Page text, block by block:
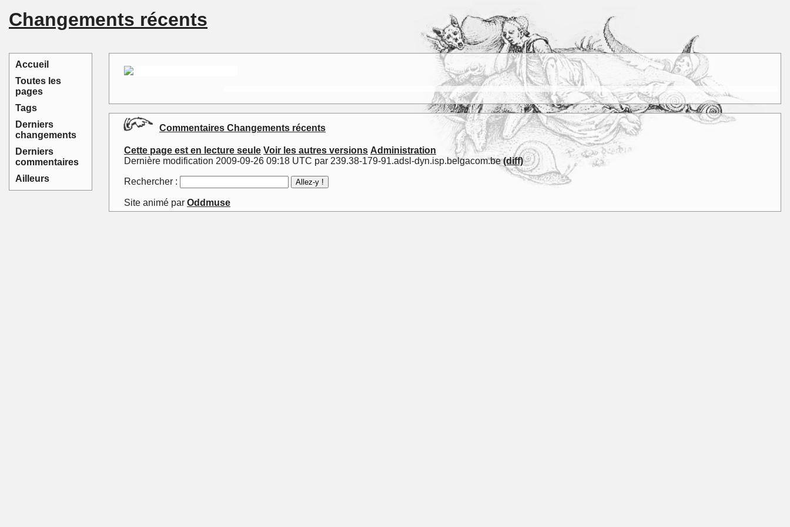
Accueil
Toutes les
pages
Tags
Derniers
changements
Derniers
commentaires
Ailleurs
Changements récents
Commentaires Changements récents
Cette page est en lecture seule Voir les autres versions Administration
Dernière modification 2009-09-26 09:18 UTC par 239.38-179-91.adsl-dyn.isp.belgacom.be(diff)
Rechercher :
Site animé par Oddmuse